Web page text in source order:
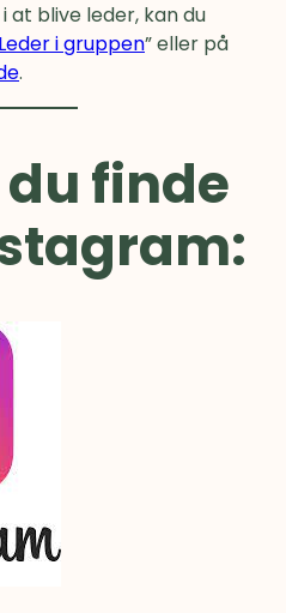
at blive leder, kan du
Leder i gruppen” eller på
.
finde